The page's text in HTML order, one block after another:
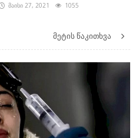
მაისი 27, 2021 1055
მეტის წაკითხვა